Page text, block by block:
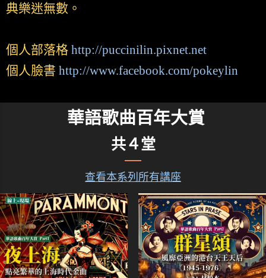
典樂迷無數。
個人部落格 http://puccinilin.pixnet.net
個人臉書 http://www.facebook.com/pokeylin
華語歌曲百年大賞
共４堂
查看本系列所有講座